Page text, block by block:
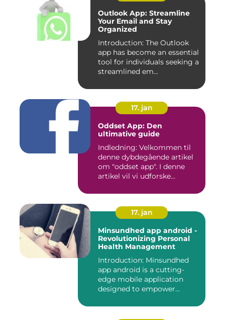
Outlook App: Streamline
Your Email and Stay
Organized
Introduction: The Outlook
app has become an essential
tool for individuals seeking a
streamlined em...
17. jan
Oddset App: Den
ultimative guide
Indledning: Velkommen til
denne dybdegående artikel
om "oddset app". I denne
artikel vil vi udforske...
17. jan
Minsundhed app android -
Revolutionizing Personal
Health Management
Introduction: Minsundhed
app android is a cutting-
edge mobile application
designed to empower